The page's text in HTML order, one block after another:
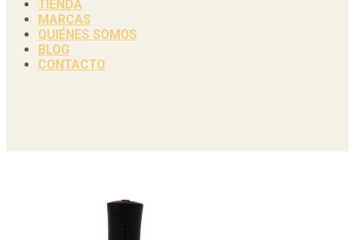
TIENDA
MARCAS
QUIÉNES SOMOS
BLOG
CONTACTO